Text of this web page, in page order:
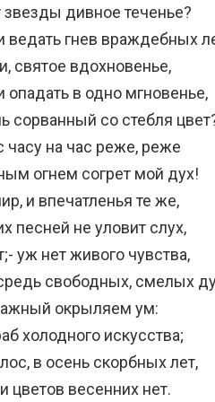
дивное теченье?
гнев враждебных
святое вдохновенье,
в одно мгновенье,
сорванный со стебля
на час реже, реже
огнем согрет мой дух!
и впечатленья те же,
песней не уловит слух,
уж нет живого чувства,
свободных, смелых
окрыляем ум:
холодного искусства;
в осень скорбных лет,
цветов весенних нет.